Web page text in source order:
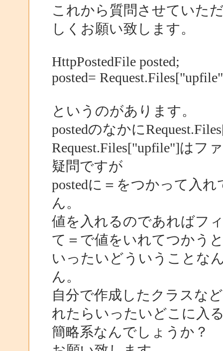
これから質問させていた
しくお願い致します。
HttpPostedFile posted;
posted=
というのがあります。
postedのなかに
Request.Files["upfile"]はフ
疑問ですが
postedに＝をつかって入
ん。
値を入れるのであればフ
て＝で値をいれてつかう
いったいどういうことな
ん。
自分で作成したクラスな
れたらいったいどこに入
簡略系なんでしょうか？